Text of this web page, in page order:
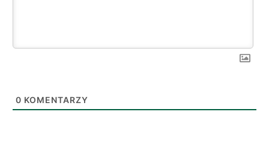
0 KOMENTARZY